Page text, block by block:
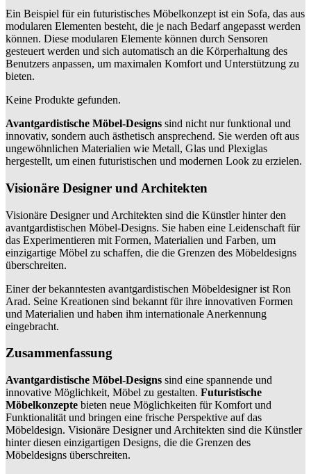
Ein Beispiel für ein futuristisches Möbelkonzept ist ein Sofa, das aus
modularen Elementen besteht, die je nach Bedarf angepasst werden
können. Diese modularen Elemente können durch Sensoren
gesteuert werden und sich automatisch an die Körperhaltung des
Benutzers anpassen, um maximalen Komfort und Unterstützung zu
bieten.
Keine Produkte gefunden.
Avantgardistische Möbel-Designs sind nicht nur funktional und
innovativ, sondern auch ästhetisch ansprechend. Sie werden oft aus
ungewöhnlichen Materialien wie Metall, Glas und Plexiglas
hergestellt, um einen futuristischen und modernen Look zu erzielen.
Visionäre Designer und Architekten
Visionäre Designer und Architekten sind die Künstler hinter den
avantgardistischen Möbel-Designs. Sie haben eine Leidenschaft für
das Experimentieren mit Formen, Materialien und Farben, um
einzigartige Möbel zu schaffen, die die Grenzen des Möbeldesigns
überschreiten.
Einer der bekanntesten avantgardistischen Möbeldesigner ist Ron
Arad. Seine Kreationen sind bekannt für ihre innovativen Formen
und Materialien und haben ihm internationale Anerkennung
eingebracht.
Zusammenfassung
Avantgardistische Möbel-Designs sind eine spannende und
innovative Möglichkeit, Möbel zu gestalten. Futuristische
Möbelkonzepte bieten neue Möglichkeiten für Komfort und
Funktionalität und bringen eine frische Perspektive auf das
Möbeldesign. Visionäre Designer und Architekten sind die Künstler
hinter diesen einzigartigen Designs, die die Grenzen des
Möbeldesigns überschreiten.